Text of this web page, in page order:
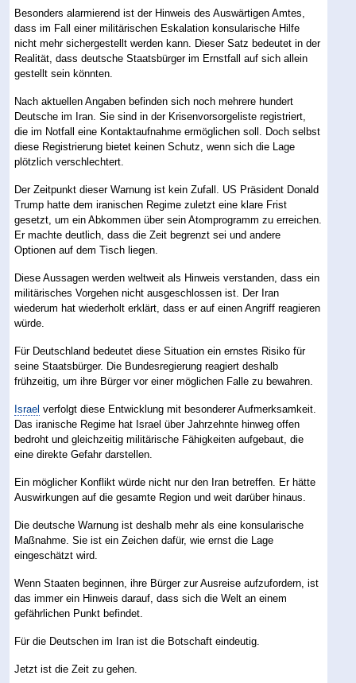
Besonders alarmierend ist der Hinweis des Auswärtigen Amtes,
dass im Fall einer militärischen Eskalation konsularische Hilfe
nicht mehr sichergestellt werden kann. Dieser Satz bedeutet in der
Realität, dass deutsche Staatsbürger im Ernstfall auf sich allein
gestellt sein könnten.
Nach aktuellen Angaben befinden sich noch mehrere hundert
Deutsche im Iran. Sie sind in der Krisenvorsorgeliste registriert,
die im Notfall eine Kontaktaufnahme ermöglichen soll. Doch selbst
diese Registrierung bietet keinen Schutz, wenn sich die Lage
plötzlich verschlechtert.
Der Zeitpunkt dieser Warnung ist kein Zufall. US Präsident Donald
Trump hatte dem iranischen Regime zuletzt eine klare Frist
gesetzt, um ein Abkommen über sein Atomprogramm zu erreichen.
Er machte deutlich, dass die Zeit begrenzt sei und andere
Optionen auf dem Tisch liegen.
Diese Aussagen werden weltweit als Hinweis verstanden, dass ein
militärisches Vorgehen nicht ausgeschlossen ist. Der Iran
wiederum hat wiederholt erklärt, dass er auf einen Angriff reagieren
würde.
Für Deutschland bedeutet diese Situation ein ernstes Risiko für
seine Staatsbürger. Die Bundesregierung reagiert deshalb
frühzeitig, um ihre Bürger vor einer möglichen Falle zu bewahren.
Israel verfolgt diese Entwicklung mit besonderer Aufmerksamkeit.
Das iranische Regime hat Israel über Jahrzehnte hinweg offen
bedroht und gleichzeitig militärische Fähigkeiten aufgebaut, die
eine direkte Gefahr darstellen.
Ein möglicher Konflikt würde nicht nur den Iran betreffen. Er hätte
Auswirkungen auf die gesamte Region und weit darüber hinaus.
Die deutsche Warnung ist deshalb mehr als eine konsularische
Maßnahme. Sie ist ein Zeichen dafür, wie ernst die Lage
eingeschätzt wird.
Wenn Staaten beginnen, ihre Bürger zur Ausreise aufzufordern, ist
das immer ein Hinweis darauf, dass sich die Welt an einem
gefährlichen Punkt befindet.
Für die Deutschen im Iran ist die Botschaft eindeutig.
Jetzt ist die Zeit zu gehen.